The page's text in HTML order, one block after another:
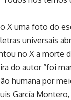
X uma foto do
universais
no X a
do autor “foi
humana por
García Montero,